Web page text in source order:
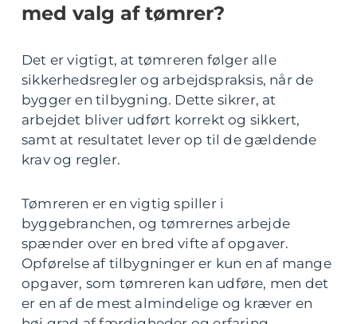
med valg af tømrer?
Det er vigtigt, at tømreren følger alle
sikkerhedsregler og arbejdspraksis, når de
bygger en tilbygning. Dette sikrer, at
arbejdet bliver udført korrekt og sikkert,
samt at resultatet lever op til de gældende
krav og regler.
Tømreren er en vigtig spiller i
byggebranchen, og tømrernes arbejde
spænder over en bred vifte af opgaver.
Opførelse af tilbygninger er kun en af mange
opgaver, som tømreren kan udføre, men det
er en af de mest almindelige og kræver en